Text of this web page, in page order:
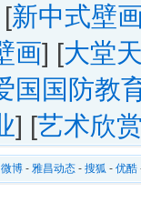
新中式壁
画] [大堂
国国防教
] [艺术欣
微博 - 雅昌动态 - 搜狐 - 优酷